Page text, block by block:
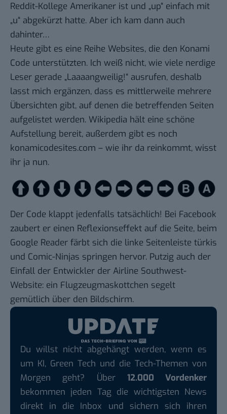
Reddit-Kollege Amerikaner ist und „up“ einfach mit
„u“ abgekürzt hatte. Aber ich kam dann auch
dahinter…
Heute gibt es eine Reihe Websites, die den Konami
Code unterstützten. Ich weiß nicht, wie viele nerdige
Leser gerade „Laaaangweilig!“ ausrufen, deshalb
lasst mich ergänzen, dass es mittlerweile mehrere
Übersichten gibt, auf denen die betreffenden Seiten
aufgelistet werden. Wikipedia hält eine schöne
Aufstellung bereit, außerdem gibt es noch
konamicodesites.com – wie ihr da reinkommt, wisst
ihr ja nun.
Der Code klappt jedenfalls tatsächlich! Bei Facebook
zaubert er einen Reflexionseffekt auf die Seite, beim
Google Reader färbt sich die linke Seitenleiste türkis
und Comic-Ninjas springen hervor. Putzig auch der
Einfall der Entwickler der Airline Southwest-
Website: ein Flugzeugmaskottchen segelt
gemütlich über den Bildschirm.
Du willst nicht abgehängt werden, wenn es
um KI, Green Tech und die Tech-Themen von
Morgen geht? Über 12.000 Vordenker
bekommen jeden Tag die wichtigsten News
direkt in die Inbox und sichern sich ihren